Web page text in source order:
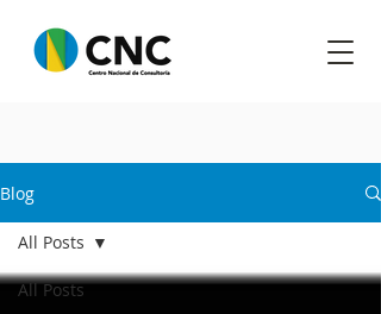
Blog
All Posts
All Posts